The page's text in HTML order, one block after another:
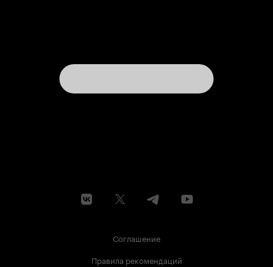
Соглашение
Правила рекомендаций